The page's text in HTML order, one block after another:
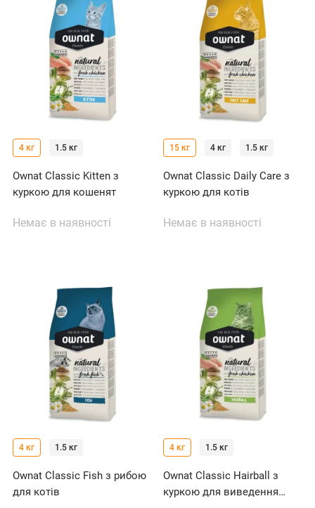
4 кг 1.5 кг
Ownat Classic Kitten з
куркою для кошенят
Немає в наявності
15 кг 4 кг 1.5 кг
Ownat Classic Daily Care з
куркою для котів
Немає в наявності
4 кг 1.5 кг
Ownat Classic Fish з рибою
для котів
4 кг 1.5 кг
Ownat Classic Hairball з
куркою для виведення